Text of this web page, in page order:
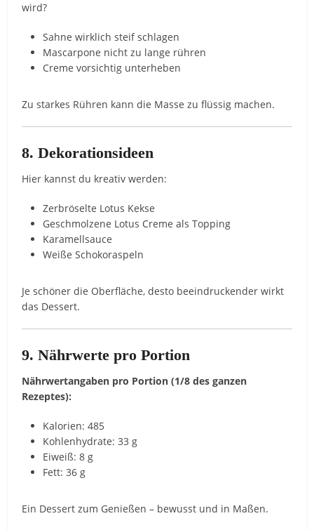
wird?
Sahne wirklich steif schlagen
Mascarpone nicht zu lange rühren
Creme vorsichtig unterheben
Zu starkes Rühren kann die Masse zu flüssig machen.
8. Dekorationsideen
Hier kannst du kreativ werden:
Zerbröselte Lotus Kekse
Geschmolzene Lotus Creme als Topping
Karamellsauce
Weiße Schokoraspeln
Je schöner die Oberfläche, desto beeindruckender wirkt
das Dessert.
9. Nährwerte pro Portion
Nährwertangaben pro Portion (1/8 des ganzen
Rezeptes):
Kalorien: 485
Kohlenhydrate: 33 g
Eiweiß: 8 g
Fett: 36 g
Ein Dessert zum Genießen – bewusst und in Maßen.